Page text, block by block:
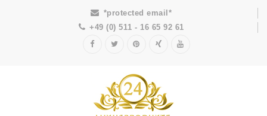
*protected email*
+49 (0) 511 - 16 65 92 61